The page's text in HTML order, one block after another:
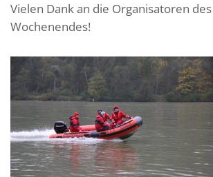
Vielen Dank an die Organisatoren
Wochenendes!